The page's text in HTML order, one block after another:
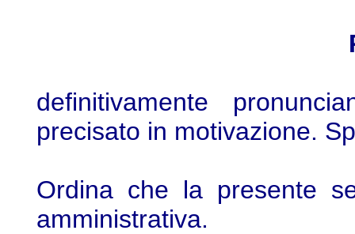
definitivamente
precisato in motivazione.
Ordina che la presente
amministrativa.